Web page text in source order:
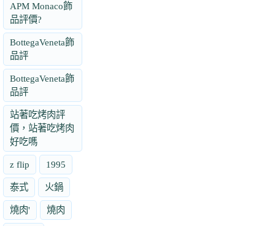
APM Monaco飾
品評價?
BottegaVeneta飾
品評
BottegaVeneta飾
品評
站著吃烤肉評
價，站著吃烤肉
好吃嗎
z flip 1995
泰式 火鍋
燒肉' 燒肉